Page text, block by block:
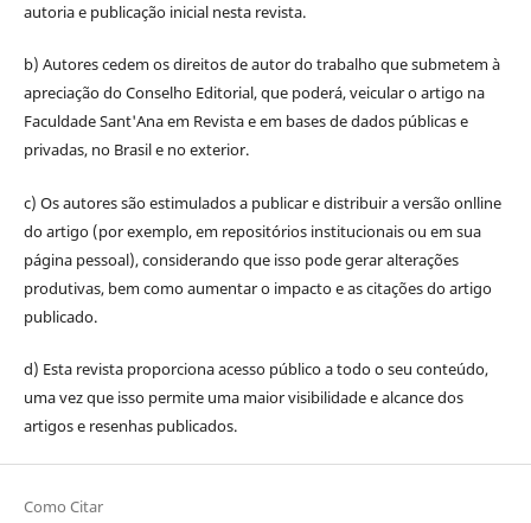
autoria e publicação inicial nesta revista.
b) Autores cedem os direitos de autor do trabalho que submetem à
apreciação do Conselho Editorial, que poderá, veicular o artigo na
Faculdade Sant'Ana em Revista e em bases de dados públicas e
privadas, no Brasil e no exterior.
c) Os autores são estimulados a publicar e distribuir a versão onlline
do artigo (por exemplo, em repositórios institucionais ou em sua
página pessoal), considerando que isso pode gerar alterações
produtivas, bem como aumentar o impacto e as citações do artigo
publicado.
d) Esta revista proporciona acesso público a todo o seu conteúdo,
uma vez que isso permite uma maior visibilidade e alcance dos
artigos e resenhas publicados.
Como Citar